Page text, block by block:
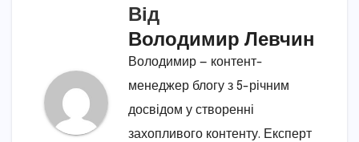
Від
Володимир Левчин
Володимир — контент-
менеджер блогу з 5-річним
досвідом у створенні
захопливого контенту. Експерт